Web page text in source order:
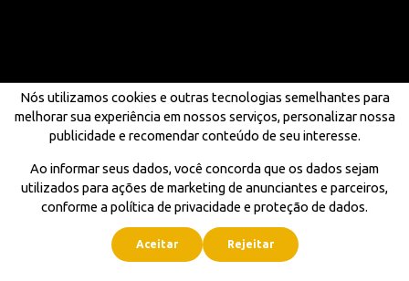
Nós utilizamos cookies e outras tecnologias semelhantes para
melhorar sua experiência em nossos serviços, personalizar nossa
publicidade e recomendar conteúdo de seu interesse.
Ao informar seus dados, você concorda que os dados sejam
utilizados para ações de marketing de anunciantes e parceiros,
conforme a política de privacidade e proteção de dados.
Aceitar Rejeitar